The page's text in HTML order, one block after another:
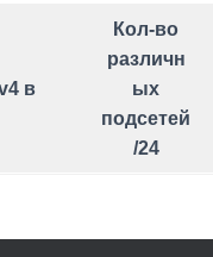
в
Кол-во
различн
ых
подсетей
/24